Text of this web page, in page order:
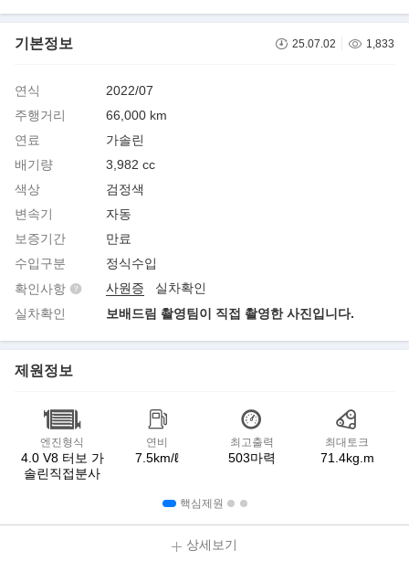
기본정보 25.07.02 1,833
연식
2022/07
주행거리
66,000 km
연료
가솔린
배기량
3,982 cc
색상
검정색
변속기
자동
보증기간
만료
수입구분
정식수입
확인사항
사원증
실차확인
실차확인
보배드림 촬영팀이 직접 촬영한 사진입니다.
제원정보
엔진형식
4.0 V8 터보 가
솔린직접분사
연비
7.5km/ℓ
최고출력
503마력
최대토크
71.4kg.m
핵심제원
상세보기